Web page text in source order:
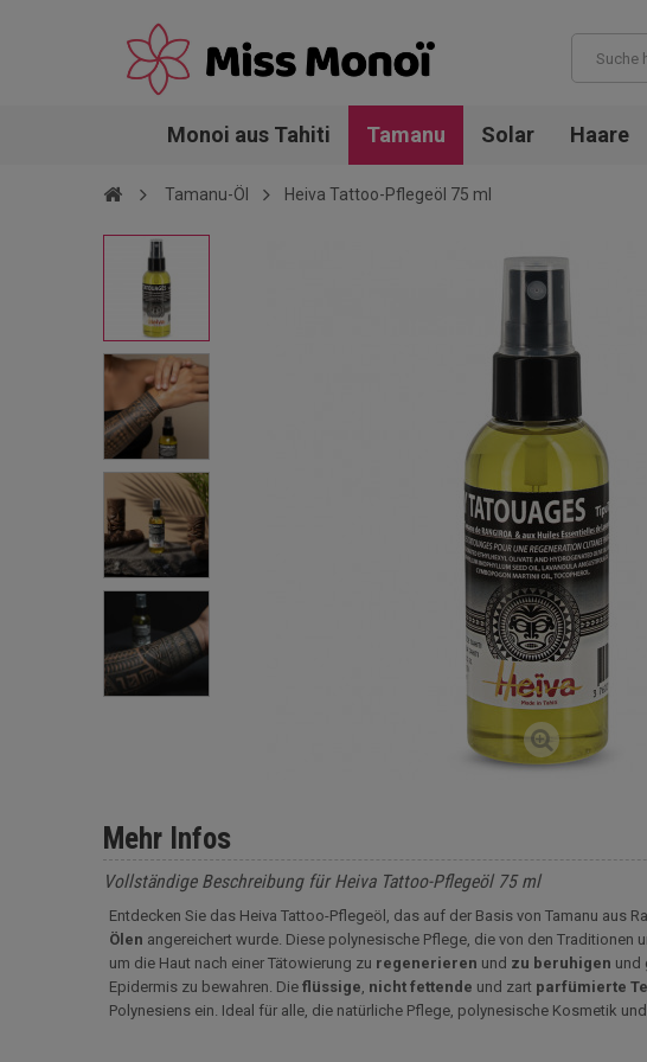
Monoi aus Tahiti Tamanu Solar Haare
Tamanu-Öl Heiva Tattoo-Pflegeöl 75 ml
Mehr Infos
Vollständige Beschreibung für Heiva Tattoo-Pflegeöl 75 ml
Entdecken Sie das Heiva Tattoo-Pflegeöl, das auf der Basis von Tamanu aus
Ölen angereichert wurde. Diese polynesische Pflege, die von den
um die Haut nach einer Tätowierung zu regenerieren und zu beruhigen und
Epidermis zu bewahren. Die flüssige, nicht fettende und zart parfümierte
Polynesiens ein. Ideal für alle, die natürliche Pflege, polynesische Kosmetik